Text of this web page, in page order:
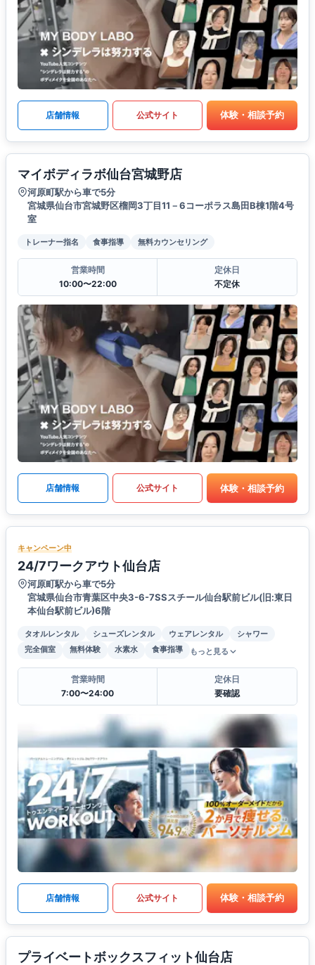
店舗情報 公式サイト 体験・相談予約
マイボディラボ仙台宮城野店
河原町駅から車で5分
宮城県仙台市宮城野区榴岡3丁目11－6コーポラス島田B棟1階4号
室
トレーナー指名 食事指導 無料カウンセリング
営業時間
10:00〜22:00
定休日
不定休
店舗情報 公式サイト 体験・相談予約
キャンペーン中
24/7ワークアウト仙台店
河原町駅から車で5分
宮城県仙台市青葉区中央3-6-7SSスチール仙台駅前ビル(旧:東日
本仙台駅前ビル)6階
タオルレンタル シューズレンタル ウェアレンタル
シャワー
完全個室
無料体験 水素水 食事指導 もっと見る
営業時間
7:00〜24:00
定休日
要確認
店舗情報 公式サイト 体験・相談予約
プライベートボックスフィット仙台店